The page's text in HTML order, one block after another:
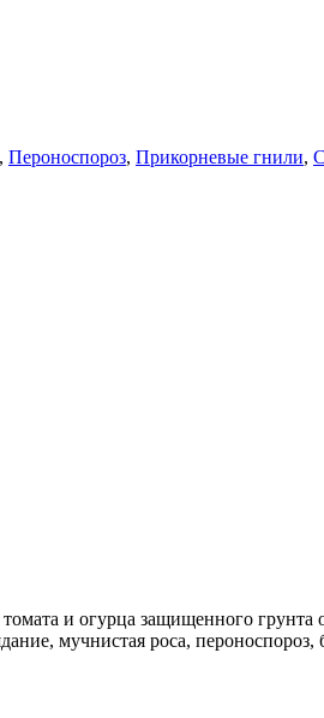
, Пероноспороз, Прикорневые гнили,
и огурца защищенного грунта
мучнистая роса, пероноспороз,